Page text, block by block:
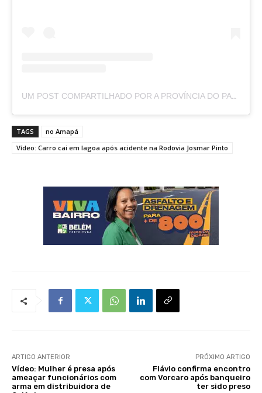
UM POST COMPARTILHADO POR A PROVÍNCIA DO PARÁ (@APROVINCIADOPARA)
TAGS
no Amapá
Vídeo: Carro cai em lagoa após acidente na Rodovia Josmar Pinto
ARTIGO ANTERIOR
Vídeo: Mulher é presa após
ameaçar funcionários com
arma em distribuidora de
PRÓXIMO ARTIGO
Flávio confirma encontro
com Vorcaro após banqueiro
ter sido preso